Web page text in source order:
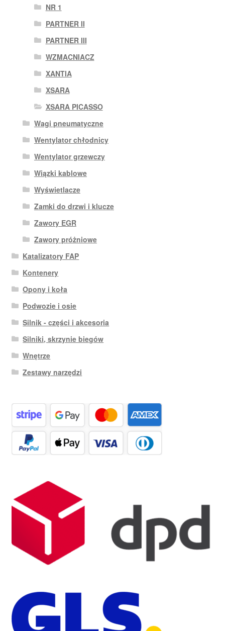
NR 1
PARTNER II
PARTNER III
WZMACNIACZ
XANTIA
XSARA
XSARA PICASSO
Wagi pneumatyczne
Wentylator chłodnicy
Wentylator grzewczy
Wiązki kablowe
Wyświetlacze
Zamki do drzwi i klucze
Zawory EGR
Zawory próżniowe
Katalizatory FAP
Kontenery
Opony i koła
Podwozie i osie
Silnik - części i akcesoria
Silniki, skrzynie biegów
Wnętrze
Zestawy narzędzi